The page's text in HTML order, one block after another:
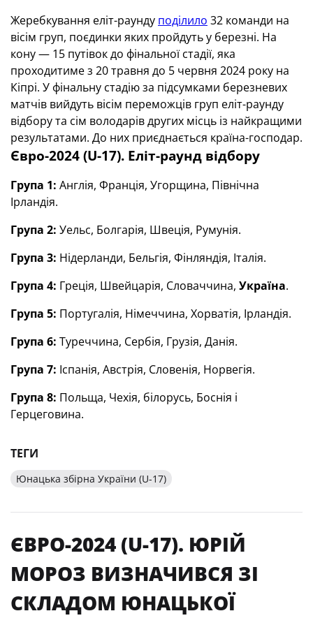
Жеребкування еліт-раунду поділило 32 команди на
вісім груп, поєдинки яких пройдуть у березні. На
кону — 15 путівок до фінальної стадії, яка
проходитиме з 20 травня до 5 червня 2024 року на
Кіпрі. У фінальну стадію за підсумками березневих
матчів вийдуть вісім переможців груп еліт-раунду
відбору та сім володарів других місць із найкращими
результатами. До них приєднається країна-господар.
Євро-2024 (U-17). Еліт-раунд відбору
Група 1: Англія, Франція, Угорщина, Північна
Ірландія.
Група 2: Уельс, Болгарія, Швеція, Румунія.
Група 3: Нідерланди, Бельгія, Фінляндія, Італія.
Група 4: Греція, Швейцарія, Словаччина, Україна.
Група 5: Португалія, Німеччина, Хорватія, Ірландія.
Група 6: Туреччина, Сербія, Грузія, Данія.
Група 7: Іспанія, Австрія, Словенія, Норвегія.
Група 8: Польща, Чехія, білорусь, Боснія і
Герцеговина.
ТЕГИ
Юнацька збірна України (U-17)
ЄВРО-2024 (U-17). ЮРІЙ
МОРОЗ ВИЗНАЧИВСЯ ЗІ
СКЛАДОМ ЮНАЦЬКОЇ